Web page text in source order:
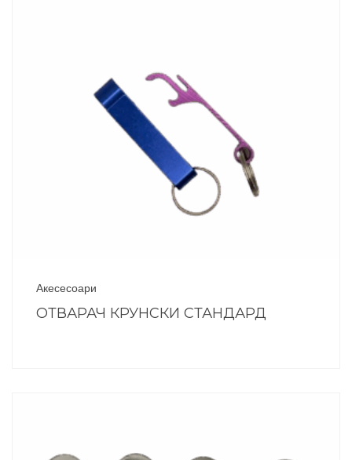
Акесесоари
ОТВАРАЧ КРУНСКИ СТАНДАРД